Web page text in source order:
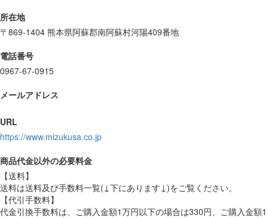
所在地
〒869-1404 熊本県阿蘇郡南阿蘇村河陽409番地
電話番号
0967-67-0915
メールアドレス
URL
https://www.mizukusa.co.jp
商品代金以外の必要料金
【送料】
送料は送料及び手数料一覧(↓下にあります↓)をご覧ください。
【代引手数料】
代金引換手数料は、ご購入金額1万円以下の場合は330円、ご購入金額1